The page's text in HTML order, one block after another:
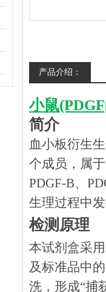
产品介绍：
小鼠
简介
血小板衍生
个成员，属
PDGF-B、
生理过程中
检测原理
本试剂盒采
及标准品中
洗，形成“捕